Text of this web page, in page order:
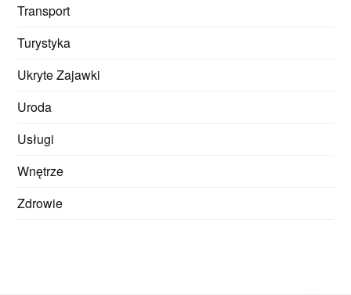
Transport
Turystyka
Ukryte Zajawki
Uroda
Usługi
Wnętrze
Zdrowie